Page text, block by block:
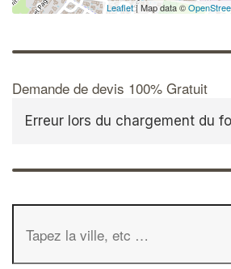
Leaflet| Map data ©
Demande de devis 100% Gratuit
Erreur lors du chargement du